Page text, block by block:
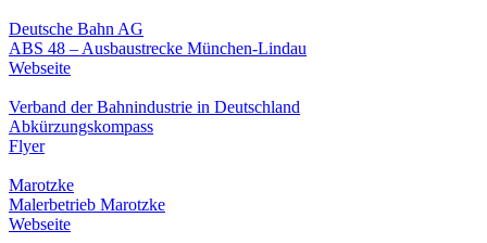
Deutsche Bahn AG
ABS 48 – Ausbaustrecke München-Lindau
Webseite
Verband der Bahnindustrie in Deutschland
Abkürzungskompass
Flyer
Marotzke
Malerbetrieb Marotzke
Webseite